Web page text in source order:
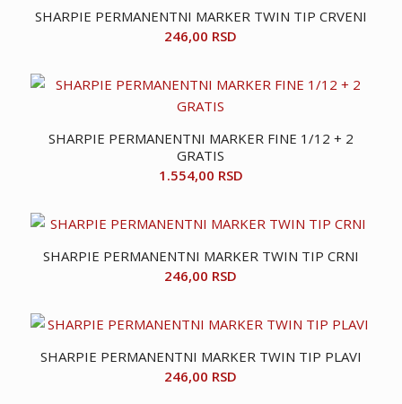
SHARPIE PERMANENTNI MARKER TWIN TIP CRVENI
246,00 RSD
SHARPIE PERMANENTNI MARKER FINE 1/12 + 2
GRATIS
1.554,00 RSD
SHARPIE PERMANENTNI MARKER TWIN TIP CRNI
246,00 RSD
SHARPIE PERMANENTNI MARKER TWIN TIP PLAVI
246,00 RSD